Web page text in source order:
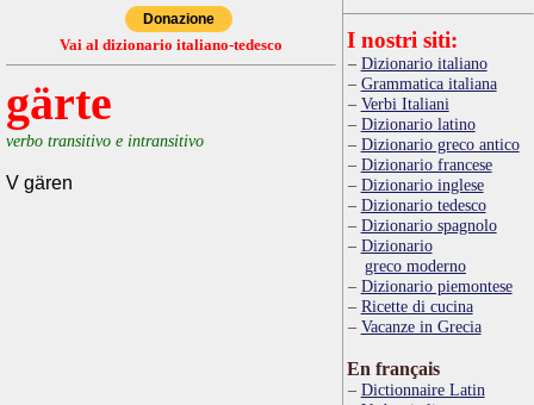
Donazione
Vai al dizionario italiano-tedesco
gärte
verbo transitivo e intransitivo
V gären
I nostri siti:
Dizionario italiano
Grammatica italiana
Verbi Italiani
Dizionario latino
Dizionario greco antico
Dizionario francese
Dizionario inglese
Dizionario tedesco
Dizionario spagnolo
Dizionario
greco moderno
Dizionario piemontese
Ricette di cucina
Vacanze in Grecia
En français
Dictionnaire Latin